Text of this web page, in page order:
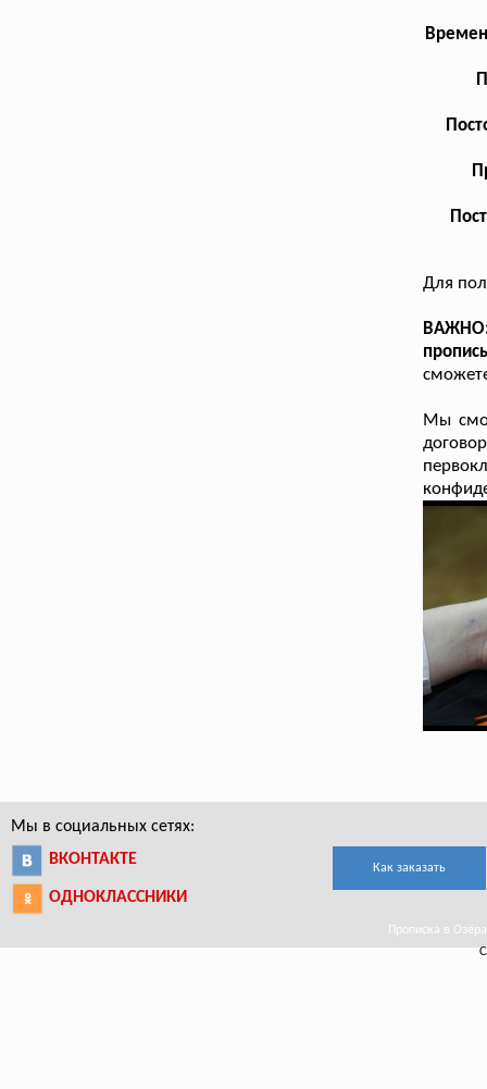
Для
ВАЖНО:
Мы
Мы в социальных сетях:
ВКОНТАКТЕ
ОДНОКЛАССНИКИ
Как заказать
Прописка в